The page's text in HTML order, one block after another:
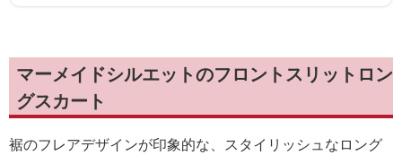
マーメイドシルエットのフロントスリットロン
グスカート
裾のフレアデザインが印象的な、スタイリッシュなロング